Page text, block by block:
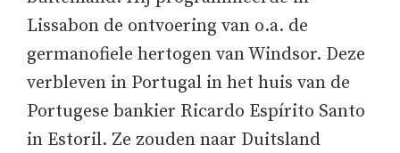
Lissabon de ontvoering van o.a. de
germanofiele hertogen van Windsor. Deze
verbleven in Portugal in het huis van de
Portugese bankier Ricardo Espírito Santo
in Estoril. Ze zouden naar Duitsland